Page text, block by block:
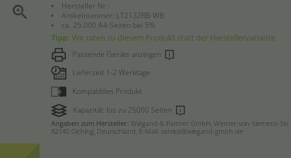
zoom_in
Hersteller Nr.:
Artikelnummer: LT2132RB-WB
ca. 25.000 A4-Seiten bei 5%
Tipp: Wir raten zu diesem Produkt statt der Herstellervariante
Passende Geräte anzeigen
Lieferzeit 1-2 Werktage
Kompatibles Produkt
Kapazität: bis zu 25000 Seiten
Angaben zum Hersteller: Wiegand & Partner GmbH, Werner-von-Siemens-Str.
82140 Olching, Deutschland, E-Mail: service@wiegand-gmbh.de